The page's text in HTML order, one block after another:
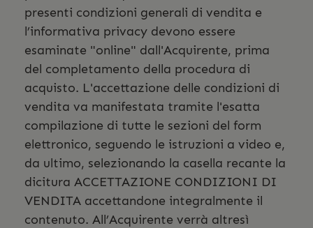
presenti condizioni generali di vendita e
l’informativa privacy devono essere
esaminate "online" dall'Acquirente, prima
del completamento della procedura di
acquisto. L'accettazione delle condizioni di
vendita va manifestata tramite l'esatta
compilazione di tutte le sezioni del form
elettronico, seguendo le istruzioni a video e,
da ultimo, selezionando la casella recante la
dicitura ACCETTAZIONE CONDIZIONI DI
VENDITA accettandone integralmente il
contenuto. All’Acquirente verrà altresì